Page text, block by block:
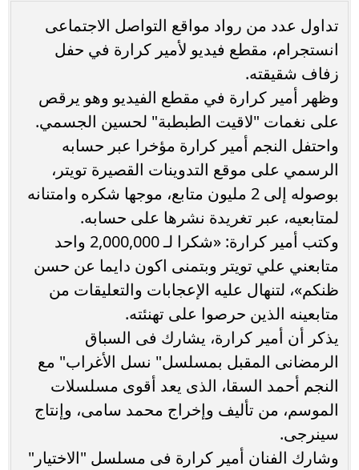
تداول عدد من رواد مواقع التواصل الاجتماعى
انستجرام، مقطع فيديو لأمير كرارة في حفل
زفاف شقيقته.
وظهر أمير كرارة في مقطع الفيديو وهو يرقص
على نغمات "لاقيت الطبطبة" لحسين الجسمي.
واحتفل النجم أمير كرارة مؤخرا عبر حسابه
الرسمي على موقع التدوينات القصيرة تويتر،
بوصوله إلى 2 مليون متابع، موجها شكره وامتنانه
لمتابعيه، عبر تغريدة نشرها على حسابه.
وكتب أمير كرارة: «شكرا لـ 2,000,000 واحد
متابعني علي تويتر وبتمنى اكون دايما عن حسن
ظنكم»، لتنهال عليه الإعجابات والتعليقات من
متابعينه الذين حرصوا على تهنئته.
يذكر أن أمير كرارة، يشارك فى السباق
الرمضانى المقبل بمسلسل" نسل الأغراب" مع
النجم أحمد السقا، الذى يعد أقوى مسلسلات
الموسم، من تأليف وإخراج محمد سامى، وإنتاج
سينرجى.
وشارك الفنان أمير كرارة فى مسلسل "الاختيار"